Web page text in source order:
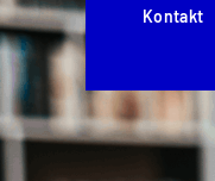
Kontakt
Kontakt